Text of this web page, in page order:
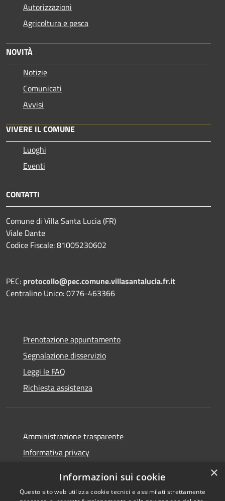
Autorizzazioni
Agricoltura e pesca
NOVITÀ
Notizie
Comunicati
Avvisi
VIVERE IL COMUNE
Luoghi
Eventi
CONTATTI
Comune di Villa Santa Lucia (FR)
Viale Dante
Codice Fiscale: 81005230602
PEC: protocollo@pec.comune.villasantalucia.fr.it
Centralino Unico: 0776-463366
Prenotazione appuntamento
Segnalazione disservizio
Leggi le FAQ
Richiesta assistenza
Amministrazione trasparente
Informativa privacy
Dichiarazione di accessibilità
×
Informazioni sui cookie
Questo sito web utilizza cookie tecnici e assimilati strettamente